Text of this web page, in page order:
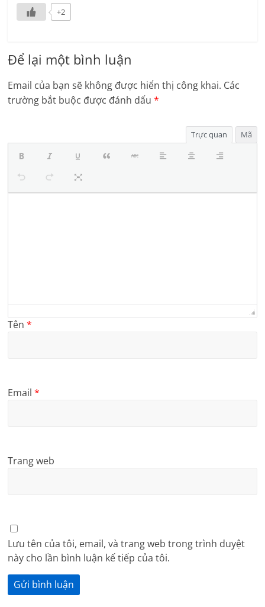
+2
Để lại một bình luận
Email của bạn sẽ không được hiển thị công khai. Các
trường bắt buộc được đánh dấu*
Trực quan Mã
Tên*
Email*
Trang web
Lưu tên của tôi, email, và trang web trong trình duyệt
này cho lần bình luận kế tiếp của tôi.